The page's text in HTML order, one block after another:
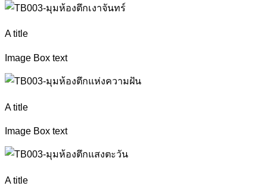
A title
Image Box text
A title
Image Box text
A title